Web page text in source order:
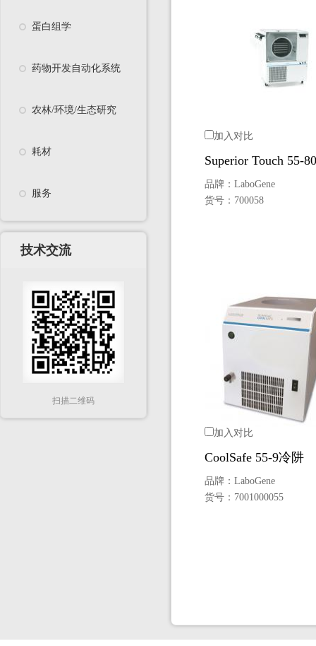
蛋白组学
药物开发自动化系统
农林/环境/生态研究
耗材
服务
技术交流
扫描二维码
加入对比
Superior Touch 55-
品牌： LaboGene
货号： 700058
加入对比
CoolSafe 55-9冷阱
品牌： LaboGene
货号： 7001000055